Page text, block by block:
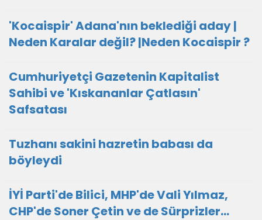
'Kocaispir' Adana'nın beklediği aday |
Neden Karalar değil? |Neden Kocaispir ?
Cumhuriyetçi Gazetenin Kapitalist
Sahibi ve 'Kıskananlar Çatlasın'
Safsatası
Tuzhanı sakini hazretin babası da
böyleydi
İYİ Parti'de Bilici, MHP'de Vali Yılmaz,
CHP'de Soner Çetin ve de Sürprizler...